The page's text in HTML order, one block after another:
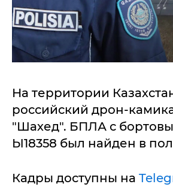
На территории
российский дрон-
"Шахед". БПЛА с
Ы18358 был найден в
Кадры доступны на